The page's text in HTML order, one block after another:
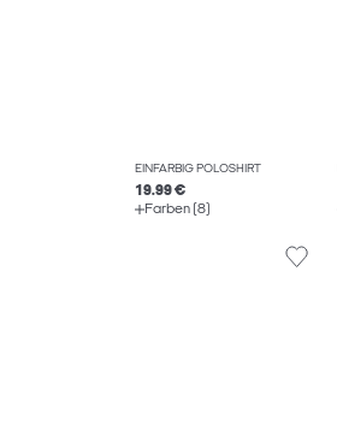
EINFARBIG POLOSHIRT
19.99 €
Farben (8)